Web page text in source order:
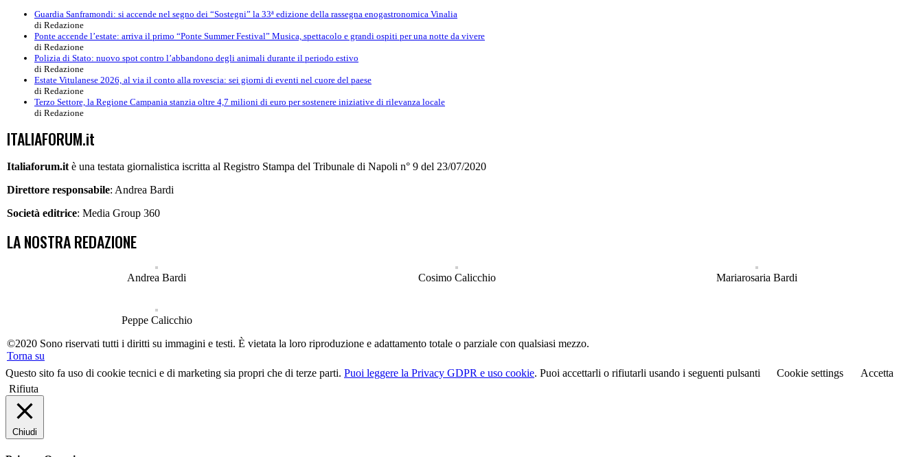
Guardia Sanframondi: si accende nel segno dei “Sostegni” la 33ª edizione della rassegna enogastronomica Vinalia
di Redazione
Ponte accende l’estate: arriva il primo “Ponte Summer Festival” Musica, spettacolo e grandi ospiti per una notte da vivere
di Redazione
Polizia di Stato: nuovo spot contro l’abbandono degli animali durante il periodo estivo
di Redazione
Estate Vitulanese 2026, al via il conto alla rovescia: sei giorni di eventi nel cuore del paese
di Redazione
Terzo Settore, la Regione Campania stanzia oltre 4,7 milioni di euro per sostenere iniziative di rilevanza locale
di Redazione
ITALIAFORUM.it
Italiaforum.it è una testata giornalistica iscritta al Registro Stampa del Tribunale di Napoli n° 9 del 23/07/2020
Direttore responsabile: Andrea Bardi
Società editrice: Media Group 360
LA NOSTRA REDAZIONE
Andrea Bardi Cosimo Calicchio Mariarosaria Bardi
Peppe Calicchio
©2020 Sono riservati tutti i diritti su immagini e testi. È vietata la loro riproduzione e adattamento totale o parziale con qualsiasi mezzo.
Torna su
Questo sito fa uso di cookie tecnici e di marketing sia propri che di terze parti. Puoi leggere la Privacy GDPR e uso cookie. Puoi accettarli o rifiutarli usando i seguenti pulsanti Cookie settings
Accetta
Rifiuta
Chiudi